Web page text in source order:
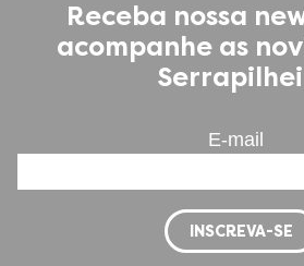
Receba nossa
acompanhe as
E-mail